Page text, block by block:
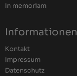
In memoriam
Informationen
Kontakt
Impressum
Datenschutz